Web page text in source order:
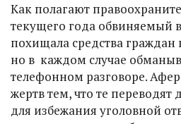
Как полагают
текущего года обвиняемый
похищала средства
но в каждом случае
телефонном разговоре.
жертв тем, что те переводят
для избежания уголовной